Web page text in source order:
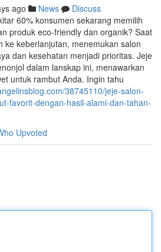
ago News
Discuss
60% konsumen sekarang memilih
produk eco-friendly dan organik? Saat
ke keberlanjutan, menemukan salon
dan kesehatan menjadi prioritas. Jeje
dalam lanskap ini, menawarkan
untuk rambut Anda. Ingin tahu
38745110/jeje-salon-
favorit-dengan-hasil-alami-dan-tahan-
Upvoted